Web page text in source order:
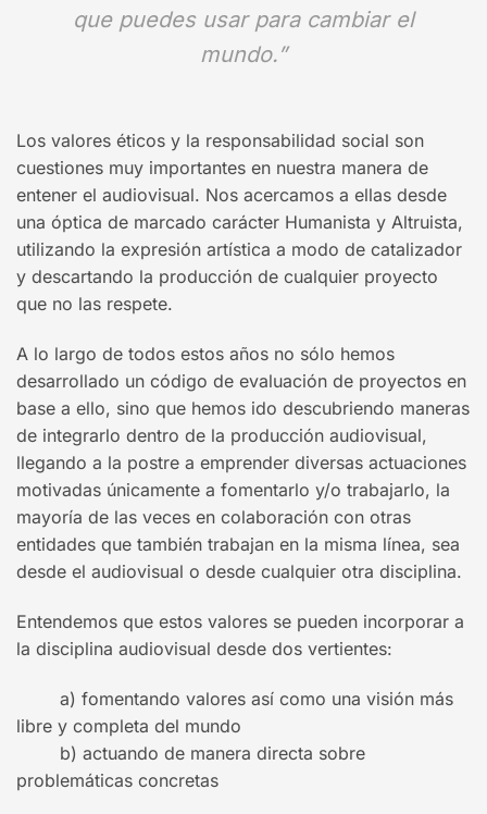
que puedes usar para cambiar el
mundo.”
Los valores éticos y la responsabilidad social son
cuestiones muy importantes en nuestra manera de
entener el audiovisual. Nos acercamos a ellas desde
una óptica de marcado carácter Humanista y Altruista,
utilizando la expresión artística a modo de catalizador
y descartando la producción de cualquier proyecto
que no las respete.
A lo largo de todos estos años no sólo hemos
desarrollado un código de evaluación de proyectos en
base a ello, sino que hemos ido descubriendo maneras
de integrarlo dentro de la producción audiovisual,
llegando a la postre a emprender diversas actuaciones
motivadas únicamente a fomentarlo y/o trabajarlo, la
mayoría de las veces en colaboración con otras
entidades que también trabajan en la misma línea, sea
desde el audiovisual o desde cualquier otra disciplina.
Entendemos que estos valores se pueden incorporar a
la disciplina audiovisual desde dos vertientes:
a) fomentando valores así como una visión más
libre y completa del mundo
b) actuando de manera directa sobre
problemáticas concretas